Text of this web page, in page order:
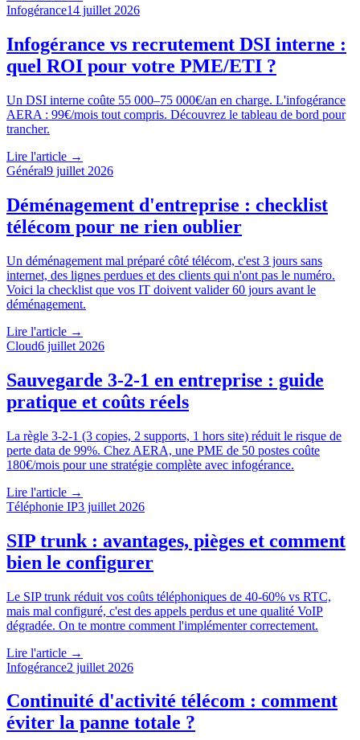
Infogérance14 juillet 2026
Infogérance vs recrutement DSI interne :
quel ROI pour votre PME/ETI ?
Un DSI interne coûte 55 000–75 000€/an en charge. L'infogérance
AERA : 99€/mois tout compris. Découvrez le tableau de bord pour
trancher.
Lire l'article →
Général9 juillet 2026
Déménagement d'entreprise : checklist
télécom pour ne rien oublier
Un déménagement mal préparé côté télécom, c'est 3 jours sans
internet, des lignes perdues et des clients qui n'ont pas le numéro.
Voici la checklist que vos IT doivent valider 60 jours avant le
déménagement.
Lire l'article →
Cloud6 juillet 2026
Sauvegarde 3-2-1 en entreprise : guide
pratique et coûts réels
La règle 3-2-1 (3 copies, 2 supports, 1 hors site) réduit le risque de
perte data de 99%. Chez AERA, une PME de 50 postes coûte
180€/mois pour une stratégie complète avec infogérance.
Lire l'article →
Téléphonie IP3 juillet 2026
SIP trunk : avantages, pièges et comment
bien le configurer
Le SIP trunk réduit vos coûts téléphoniques de 40-60% vs RTC,
mais mal configuré, c'est des appels perdus et une qualité VoIP
dégradée. On te montre comment l'implémenter correctement.
Lire l'article →
Infogérance2 juillet 2026
Continuité d'activité télécom : comment
éviter la panne totale ?